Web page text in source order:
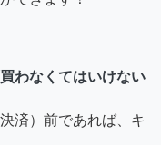
わなくてはいけない
済）前であれば、キ